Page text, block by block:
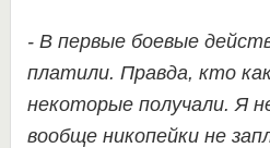
- Впервые боевые
платили. Правда, кто
некоторые получали. Я
вообще никопейки не